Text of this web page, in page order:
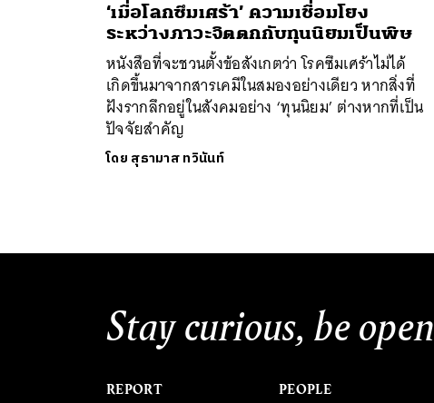
‘เมื่อโลกซึมเศร้า’ ความเชื่อมโยง
ระหว่างภาวะจิตตกกับทุนนิยมเป็นพิษ
หนังสือที่จะชวนตั้งข้อสังเกตว่า โรคซึมเศร้าไม่ได้
เกิดขึ้นมาจากสารเคมีในสมองอย่างเดียว หากสิ่งที่
ฝังรากลึกอยู่ในสังคมอย่าง ‘ทุนนิยม’ ต่างหากที่เป็น
ปัจจัยสำคัญ
โดย สุธามาส ทวินันท์
Stay curious, be open
REPORT PEOPLE